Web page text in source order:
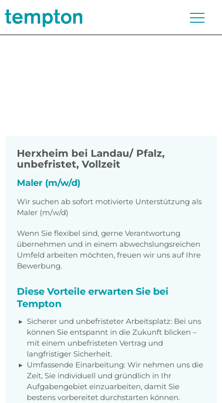
Herxheim bei Landau/ Pfalz,
unbefristet, Vollzeit
Maler (m/w/d)
Wir suchen ab sofort motivierte Unterstützung als
Maler (m/w/d)
Wenn Sie flexibel sind, gerne Verantwortung
übernehmen und in einem abwechslungsreichen
Umfeld arbeiten möchten, freuen wir uns auf Ihre
Bewerbung.
Diese Vorteile erwarten Sie bei
Tempton
Sicherer und unbefristeter Arbeitsplatz: Bei uns
können Sie entspannt in die Zukunft blicken –
mit einem unbefristeten Vertrag und
langfristiger Sicherheit.
Umfassende Einarbeitung: Wir nehmen uns die
Zeit, Sie individuell und gründlich in Ihr
Aufgabengebiet einzuarbeiten, damit Sie
bestens vorbereitet durchstarten können.